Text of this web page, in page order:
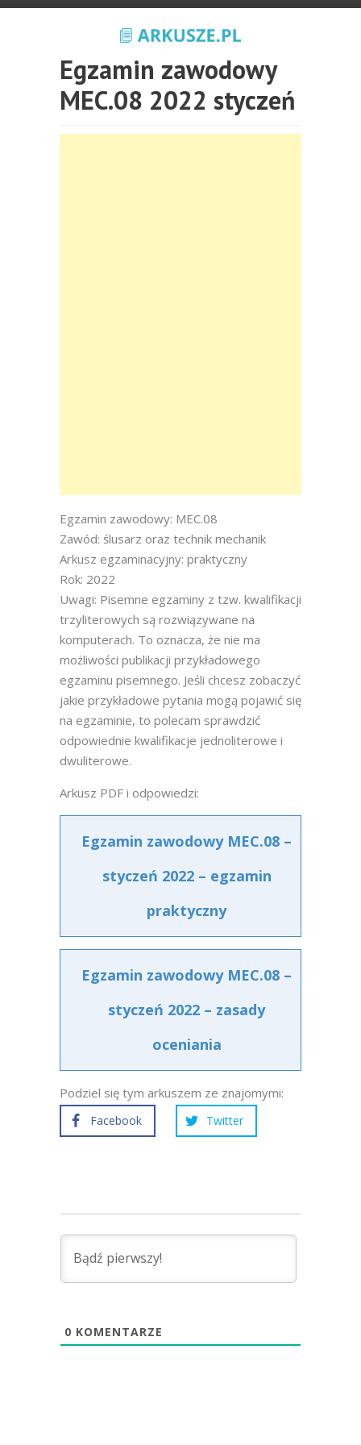
Egzamin zawodowy
MEC.08 2022 styczeń
Egzamin zawodowy: MEC.08
Zawód: ślusarz oraz technik mechanik
Arkusz egzaminacyjny: praktyczny
Rok: 2022
Uwagi: Pisemne egzaminy z tzw. kwalifikacji
trzyliterowych są rozwiązywane na
komputerach. To oznacza, że nie ma
możliwości publikacji przykładowego
egzaminu pisemnego. Jeśli chcesz zobaczyć
jakie przykładowe pytania mogą pojawić się
na egzaminie, to polecam sprawdzić
odpowiednie kwalifikacje jednoliterowe i
dwuliterowe.
Arkusz PDF i odpowiedzi:
Egzamin zawodowy MEC.08 –
styczeń 2022 – egzamin
praktyczny
Egzamin zawodowy MEC.08 –
styczeń 2022 – zasady
oceniania
Podziel się tym arkuszem ze znajomymi:
Facebook Twitter
0 KOMENTARZE